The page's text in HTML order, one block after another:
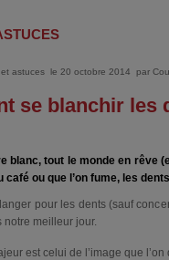
astuces le 20 octobre 2014 par
se blanchir les
blanc, tout le monde en rêve
café ou que l’on fume, les
pour les dents (sauf
notre meilleur jour.
est celui de l’image que